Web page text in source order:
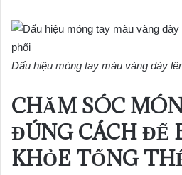
Dấu hiệu móng tay màu vàng dày
CHĂM SÓC
ĐÚNG CÁCH ĐỂ
KHỎE TỔNG